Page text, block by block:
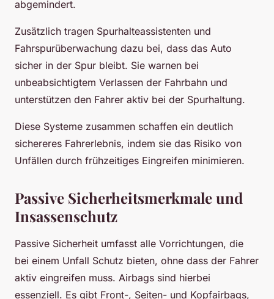
abgemindert.
Zusätzlich tragen Spurhalteassistenten und
Fahrspurüberwachung dazu bei, dass das Auto
sicher in der Spur bleibt. Sie warnen bei
unbeabsichtigtem Verlassen der Fahrbahn und
unterstützen den Fahrer aktiv bei der Spurhaltung.
Diese Systeme zusammen schaffen ein deutlich
sichereres Fahrerlebnis, indem sie das Risiko von
Unfällen durch frühzeitiges Eingreifen minimieren.
Passive Sicherheitsmerkmale und
Insassenschutz
Passive Sicherheit umfasst alle Vorrichtungen, die
bei einem Unfall Schutz bieten, ohne dass der Fahrer
aktiv eingreifen muss. Airbags sind hierbei
essenziell. Es gibt Front-, Seiten- und Kopfairbags,